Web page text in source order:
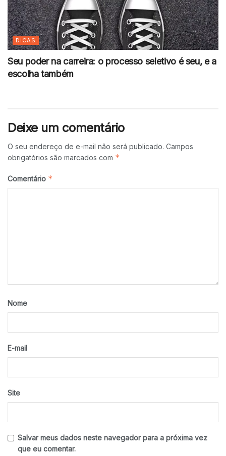
DICAS
Seu poder na carreira: o processo seletivo é seu, e a
escolha também
Deixe um comentário
O seu endereço de e-mail não será publicado. Campos
obrigatórios são marcados com *
Comentário *
Nome
E-mail
Site
Salvar meus dados neste navegador para a próxima vez
que eu comentar.